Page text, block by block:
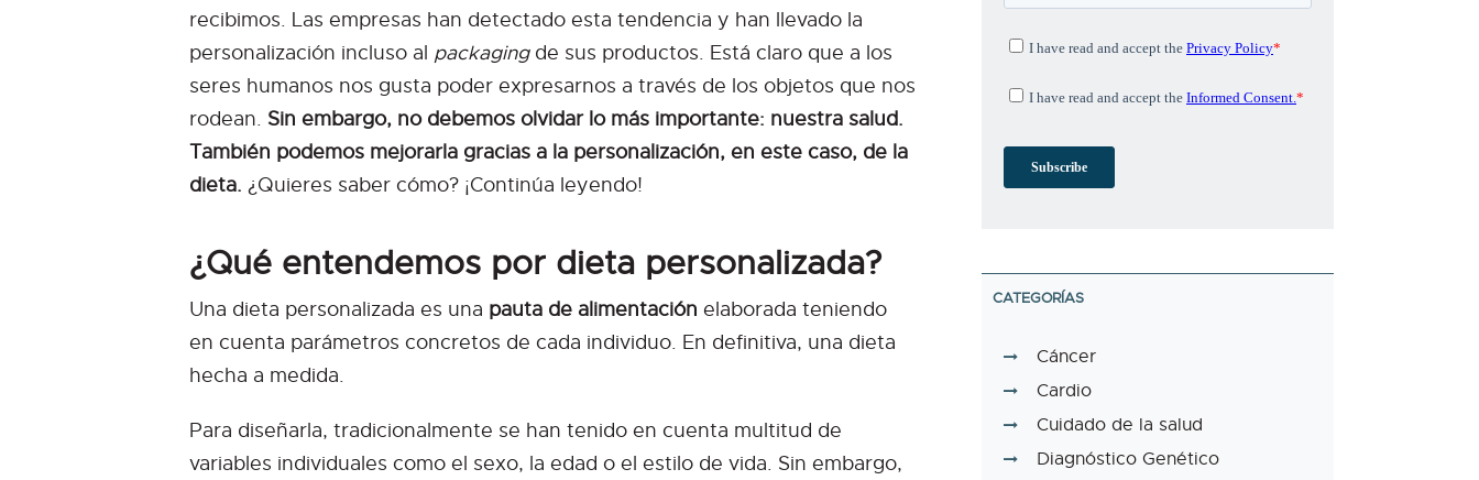
recibimos. Las empresas han detectado esta tendencia y han llevado la
personalización incluso al packagingde sus productos. Está claro que a los
seres humanos nos gusta poder expresarnos a través de los objetos que nos
rodean. Sin embargo, no debemos olvidar lo más importante: nuestra salud.
También podemos mejorarla gracias a la personalización, en este caso, de la
dieta. ¿Quieres saber cómo? ¡Continúa leyendo!
¿Qué entendemos por dieta personalizada?
Una dieta personalizada es una pauta de alimentación elaborada teniendo
en cuenta parámetros concretos de cada individuo. En definitiva, una dieta
hecha a medida.
Para diseñarla, tradicionalmente se han tenido en cuenta multitud de
variables individuales como el sexo, la edad o el estilo de vida. Sin embargo,
CATEGORÍAS
Cáncer
Cardio
Cuidado de la salud
Diagnóstico Genético